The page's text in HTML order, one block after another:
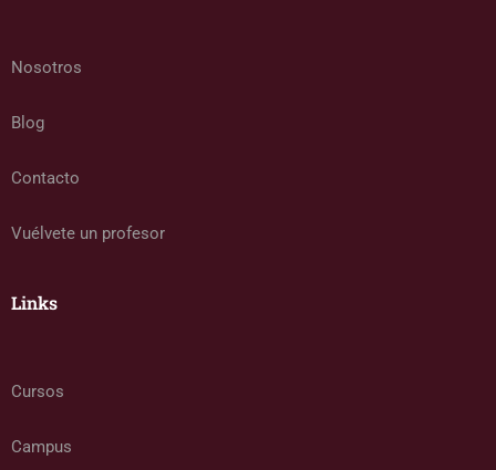
Nosotros
Blog
Contacto
Vuélvete un profesor
Links
Cursos
Campus